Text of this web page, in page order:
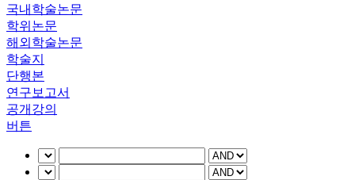
국내학술논문
학위논문
해외학술논문
학술지
단행본
연구보고서
공개강의
버튼